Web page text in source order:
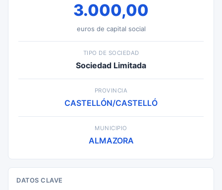
3.000,00
euros de capital social
TIPO DE SOCIEDAD
Sociedad Limitada
PROVINCIA
CASTELLÓN/CASTELLÓ
MUNICIPIO
ALMAZORA
DATOS CLAVE